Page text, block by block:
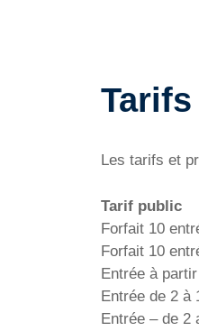
Les tarifs et
Tarif public
Forfait 10
Forfait 10
Entrée à
Entrée de 2 à
Entrée – de 2